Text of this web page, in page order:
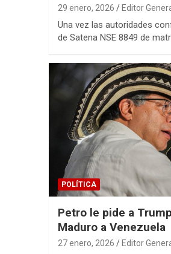
29 enero, 2026 Editor
Una vez las autoridades
de Satena NSE 8849 de
POLÍTICA
Petro le pide a
Maduro a Venezuela
27 enero, 2026 Editor